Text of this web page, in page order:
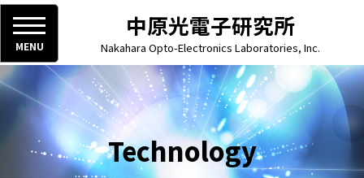
中原光電子研究所
Nakahara Opto-Electronics Laboratories, Inc.
MENU
Technology